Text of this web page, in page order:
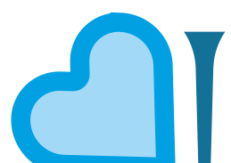
ДОКУМЕНТЫ
Политика